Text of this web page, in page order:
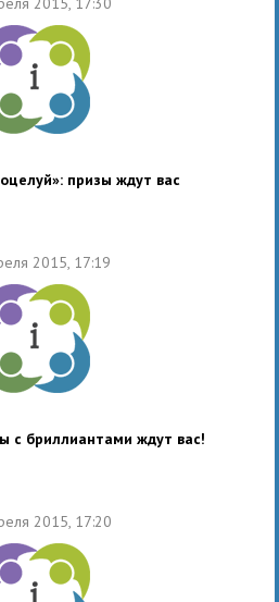
призы ждут вас
2015, 17:19
с бриллиантами ждут вас!
2015, 17:20